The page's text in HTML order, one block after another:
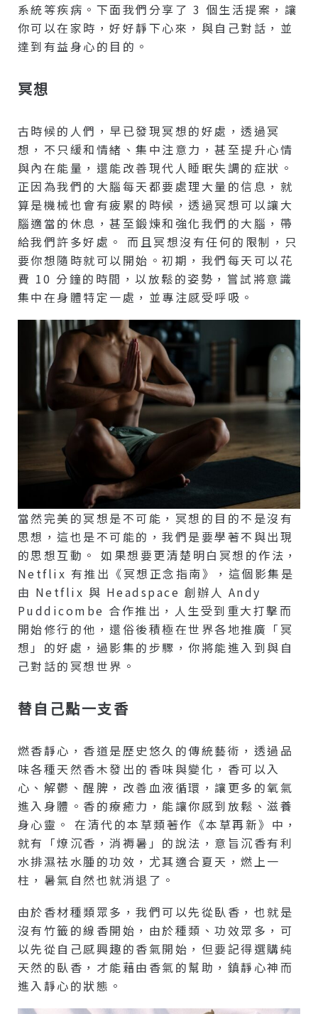
系統等疾病。下面我們分享了 3 個生活提案，讓
你可以在家時，好好靜下心來，與自己對話，並
達到有益身心的目的。
冥想
古時候的人們，早已發現冥想的好處，透過冥
想，不只緩和情緒、集中注意力，甚至提升心情
與內在能量，還能改善現代人睡眠失調的症狀。
正因為我們的大腦每天都要處理大量的信息，就
算是機械也會有疲累的時候，透過冥想可以讓大
腦適當的休息，甚至鍛煉和強化我們的大腦，帶
給我們許多好處。 而且冥想沒有任何的限制，只
要你想隨時就可以開始。初期，我們每天可以花
費 10 分鐘的時間，以放鬆的姿勢，嘗試將意識
集中在身體特定一處，並專注感受呼吸。
當然完美的冥想是不可能，冥想的目的不是沒有
思想，這也是不可能的，我們是要學著不與出現
的思想互動。 如果想要更清楚明白冥想的作法，
Netflix 有推出《冥想正念指南》，這個影集是
由 Netflix 與 Headspace 創辦人 Andy
Puddicombe 合作推出，人生受到重大打擊而
開始修行的他，還俗後積極在世界各地推廣「冥
想」的好處，過影集的步驟，你將能進入到與自
己對話的冥想世界。
替自己點一支香
燃香靜心，香道是歷史悠久的傳統藝術，透過品
味各種天然香木發出的香味與變化，香可以入
心、解鬱、醒脾，改善血液循環，讓更多的氧氣
進入身體。香的療癒力，能讓你感到放鬆、滋養
身心靈。 在清代的本草類著作《本草再新》中，
就有「燎沉香，消褥暑」的說法，意旨沉香有利
水排濕祛水腫的功效，尤其適合夏天，燃上一
柱，暑氣自然也就消退了。
由於香材種類眾多，我們可以先從臥香，也就是
沒有竹籤的線香開始，由於種類、功效眾多，可
以先從自己感興趣的香氣開始，但要記得選購純
天然的臥香，才能藉由香氣的幫助，鎮靜心神而
進入靜心的狀態。